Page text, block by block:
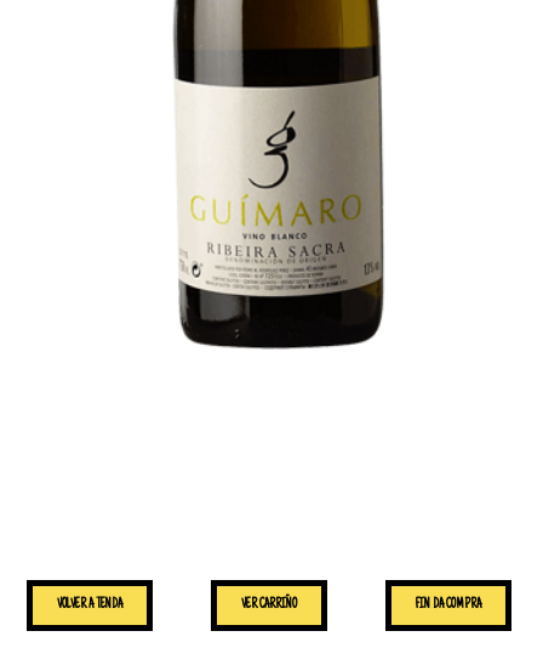
VOLVER A TENDA VER CARRIÑO FIN DA COMPRA